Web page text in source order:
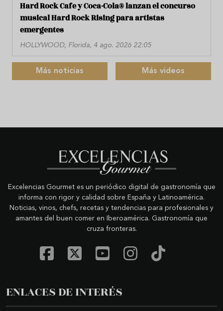
Hard Rock Cafe y Coca-Cola® lanzan el concurso
musical Hard Rock Rising para artistas
emergentes
HOLLYWOOD, Florida, 4 ago. 2026 22:05
Más noticias Más videos
Excelencias Gourmet es un periódico digital de gastronomía que
informa con rigor y calidad sobre España y Latinoamérica.
Noticias, vinos, chefs, recetas y tendencias para profesionales y
amantes del buen comer en Iberoamérica. Gastronomía que
cruza fronteras.
ENLACES DE INTERÉS